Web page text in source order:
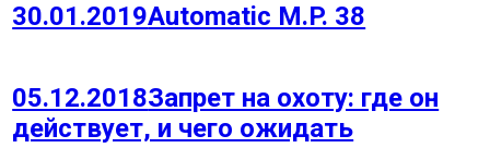
30.01.2019Automatic M.P. 38
05.12.2018Запрет на охоту: где он
действует, и чего ожидать